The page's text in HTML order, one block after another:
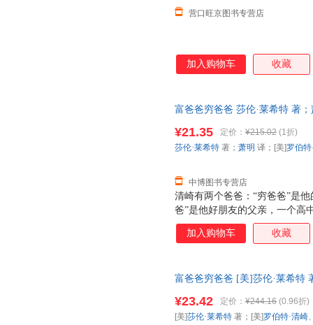
营口旺京图书专营店
加入购物车 收藏
富爸爸穷爸爸 莎伦·莱希特 著
清崎有两个爸爸：“穷爸爸”是
爸”是他好朋友的父亲，一个高
从“穷爸爸”为他设计的人生道
的人生初期。直到1977年，清
爸”截然不同的金钱观和财富观
¥21.35 定价： ¥215.02 (1折)
中博图书专营店
莎伦·莱希特 著； 萧明 译；[美]罗伯特
加入购物车 收藏
富爸爸穷爸爸 [美]莎伦·莱希特
¥23.42 定价： ¥244.16 (0.96折)
[美]莎伦·莱希特 著；[美]罗伯特·清崎